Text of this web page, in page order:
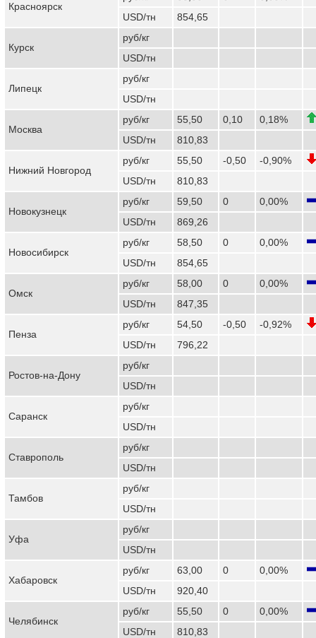
Красноярск
USD/тн
854,65
Курск
руб/кг
USD/тн
Липецк
руб/кг
USD/тн
Москва
руб/кг 55,50 0,10
0,18%
USD/тн
810,83
Нижний Новгород
руб/кг 55,50 -0,50
-0,90%
USD/тн
810,83
Новокузнецк
руб/кг 59,50 0
0,00%
USD/тн
869,26
Новосибирск
руб/кг 58,50 0
0,00%
USD/тн
854,65
Омск
руб/кг 58,00 0
0,00%
USD/тн
847,35
Пенза
руб/кг 54,50 -0,50
-0,92%
USD/тн
796,22
Ростов-на-Дону
руб/кг
USD/тн
Саранск
руб/кг
USD/тн
Ставрополь
руб/кг
USD/тн
Тамбов
руб/кг
USD/тн
Уфа
руб/кг
USD/тн
Хабаровск
руб/кг 63,00 0
0,00%
USD/тн
920,40
Челябинск
руб/кг 55,50 0
0,00%
USD/тн
810,83